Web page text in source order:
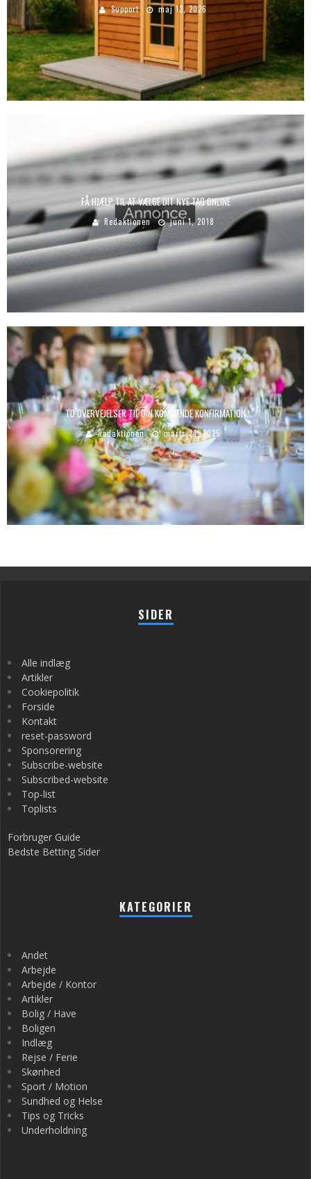
Support maj 13, 2026
FÅ HJÆLP TIL AT VÆLGE DIT NYE TAG ONLINE
Redaktionen juni 1, 2018
TO OVERVEJELSER TIL DIN KOMMENDE KONFIRMATION
Redaktionen marts 24, 2025
SIDER
Alle indlæg
Artikler
Cookiepolitik
Forside
Kontakt
reset-password
Sponsorering
Subscribe-website
Subscribed-website
Top-list
Toplists
Forbruger Guide
Bedste Betting Sider
KATEGORIER
Andet
Arbejde
Arbejde / Kontor
Artikler
Bolig / Have
Boligen
Indlæg
Rejse / Ferie
Skønhed
Sport / Motion
Sundhed og Helse
Tips og Tricks
Underholdning